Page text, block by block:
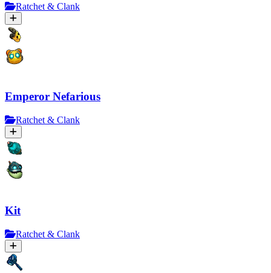
Ratchet & Clank
Emperor Nefarious
Ratchet & Clank
Kit
Ratchet & Clank